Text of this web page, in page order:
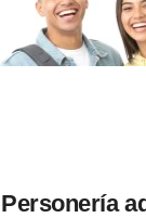
Personería